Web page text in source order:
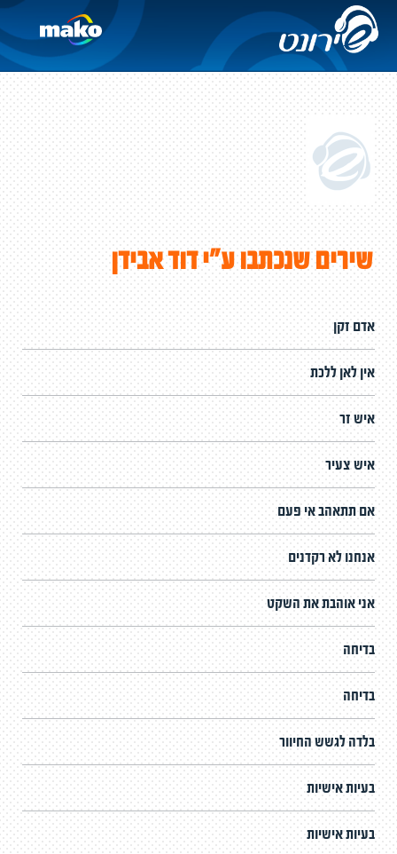
שירים שנכתבו ע"י דוד אבידן
אדם זקן
אין לאן ללכת
איש זר
איש צעיר
אם תתאהב אי פעם
אנחנו לא רקדנים
אני אוהבת את השקט
בדיחה
בדיחה
בלדה לגשש החיוור
בעיות אישיות
בעיות אישיות